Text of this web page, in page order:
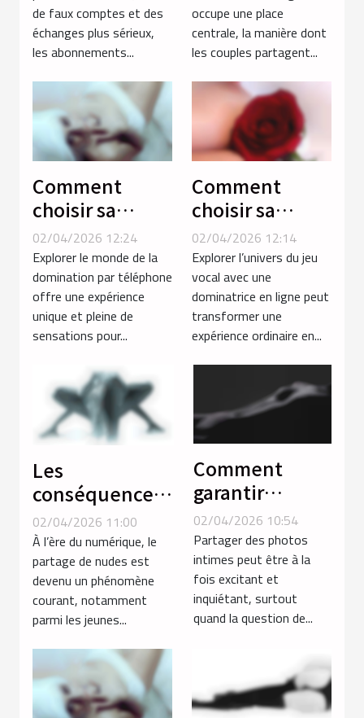
parmi les
profils ?
de faux comptes et des
échanges plus sérieux,
les abonnements...
amoureuses ?
occupe une place
centrale, la manière dont
les couples partagent...
Comment
choisir sa
séance de
domination par
téléphone
pour une
expérience
intense ?
02/04/2026 12:24
Explorer le monde de la
domination par téléphone
offre une expérience
unique et pleine de
sensations pour...
Comment
choisir sa
dominatrice en
ligne pour un
jeu vocal
inoubliable ?
02/04/2026 12:14
Explorer l’univers du jeu
vocal avec une
dominatrice en ligne peut
transformer une
expérience ordinaire en...
Les
conséquences
psychologiques
du partage de
nudes
02/04/2026 11:00
À l’ère du numérique, le
partage de nudes est
devenu un phénomène
courant, notamment
parmi les jeunes...
Comment
garantir
l'anonymat en
partageant des
photos intimes
?
02/04/2026 10:54
Partager des photos
intimes peut être à la
fois excitant et
inquiétant, surtout
quand la question de...